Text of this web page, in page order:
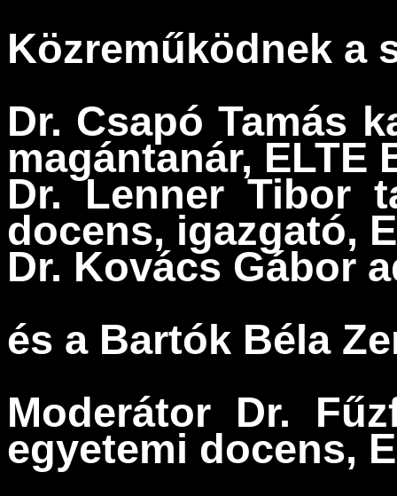
Közreműködnek a
Dr. Csapó Tamás
magántanár, ELTE
Dr. Lenner Tibor
docens, igazgató,
Dr. Kovács Gábor
és a Bartók Béla
Moderátor Dr.
egyetemi docens,